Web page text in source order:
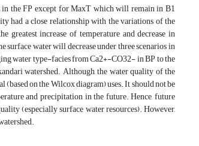
in the FP except for MaxT which will remain in B1
had a close relationship with the variations of the
increase of temperature and decrease in
water will decrease under three scenarios in
water type-facies from Ca2+-CO32- in BP to the
watershed. Although, the water quality of the
on the Wilcox diagram) uses. It should not be
and precipitation in the future. Hence, future
(especially surface water resources). However,